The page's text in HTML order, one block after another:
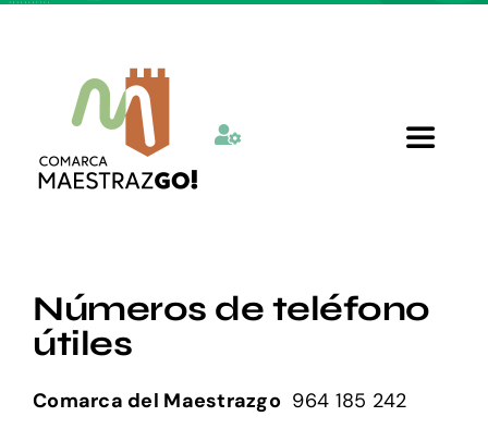
Toggle
Quienes somos
Números de teléfono
útiles
Comarca del Maestrazgo 964 185 242